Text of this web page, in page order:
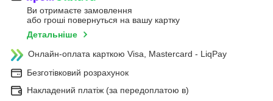
Ви отримаєте замовлення
або гроші повернуться на вашу картку
Детальніше
Онлайн-оплата карткою Visa, Mastercard - LiqPay
Безготівковий розрахунок
Накладений платіж (за передоплатою в)